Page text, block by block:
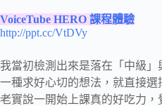
VoiceTube HERO 課程體驗
http://ppt.cc/VtDVy
我當初檢測出來是落在「中級」
一種求好心切的想法，就直接選
老實說一開始上課真的好吃力，